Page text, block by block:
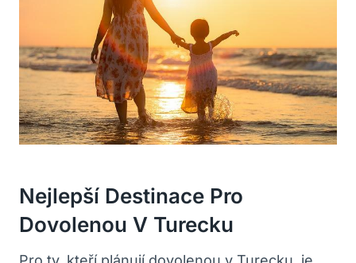
Nejlepší Destinace Pro
Dovolenou V Turecku